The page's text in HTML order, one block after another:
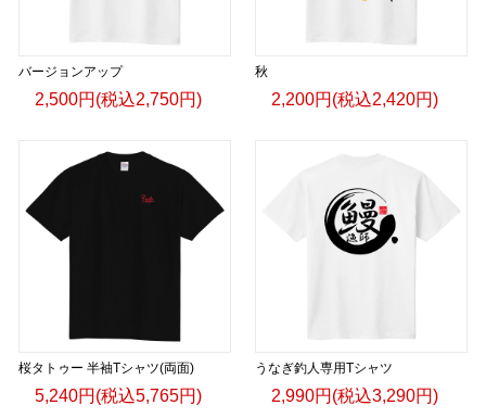
バージョンアップ
2,500円(税込2,750円)
秋
2,200円(税込2,420円)
桜タトゥー 半袖Tシャツ(両面)
5,240円(税込5,765円)
うなぎ釣人専用Tシャツ
2,990円(税込3,290円)